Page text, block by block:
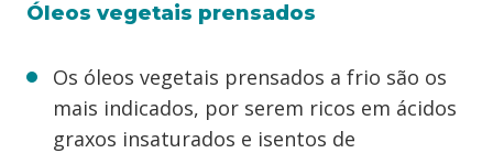
Óleos vegetais prensados
Os óleos vegetais prensados a frio são os
mais indicados, por serem ricos em ácidos
graxos insaturados e isentos de